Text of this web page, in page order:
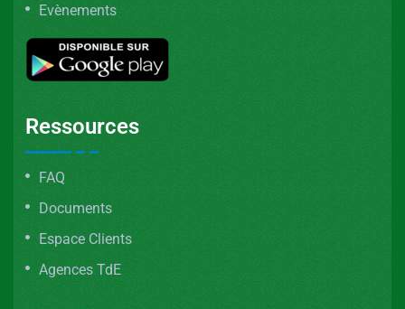
Evènements
Ressources
FAQ
Documents
Espace Clients
Agences TdE